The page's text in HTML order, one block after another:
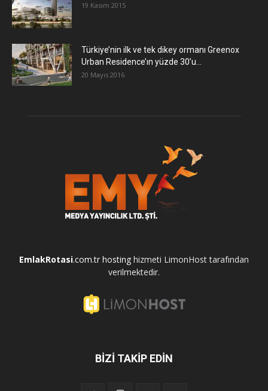
19 Kasım 2015
Türkiye’nin ilk ve tek dikey ormanı Greenox
Urban Residence’ın yüzde 30’u...
20 Mayıs 2016
EmlakRotasi.com.tr hosting hizmeti LimonHost tarafından
verilmektedir.
BİZİ TAKİP EDİN